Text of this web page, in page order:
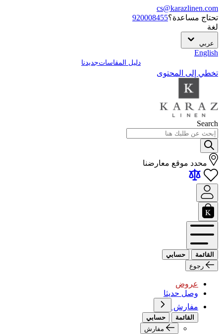
cs@karazlinen.com
تحتاج مساعدة؟920008455
لغة
عربي
English
دليل المقاساتجديدنا
تخطي إلى المحتوى
Search
محدد موقع معارضنا
القائمة
حسابي
رجوع
عروض
وصل حديثا
مفارش
القائمة
حسابي
مفارش